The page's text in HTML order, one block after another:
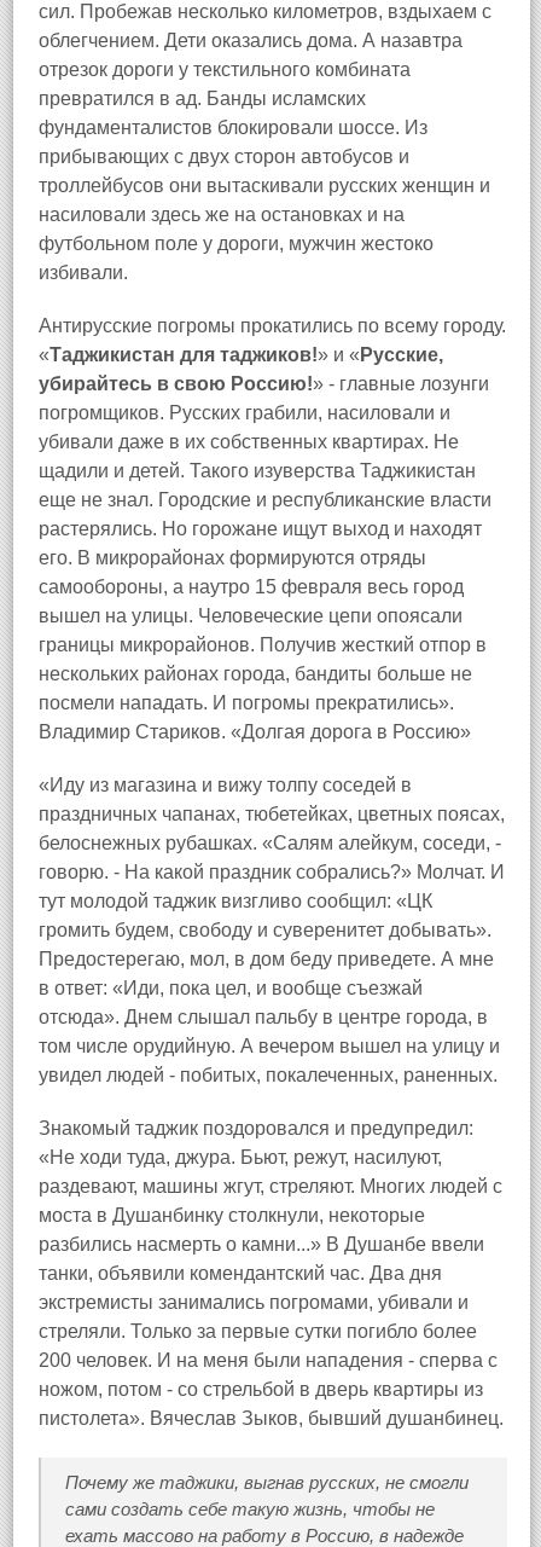
сил. Пробежав несколько километров, вздыхаем с
облегчением. Дети оказались дома. А назавтра
отрезок дороги у текстильного комбината
превратился в ад. Банды исламских
фундаменталистов блокировали шоссе. Из
прибывающих с двух сторон автобусов и
троллейбусов они вытаскивали русских женщин и
насиловали здесь же на остановках и на
футбольном поле у дороги, мужчин жестоко
избивали.
Антирусские погромы прокатились по всему городу.
«Таджикистан для таджиков!» и « Русские,
убирайтесь в свою Россию!» - главные лозунги
погромщиков. Русских грабили, насиловали и
убивали даже в их собственных квартирах. Hе
щадили и детей. Такого изуверства Таджикистан
еще не знал. Городские и республиканские власти
растерялись. Hо горожане ищут выход и находят
его. В микрорайонах формируются отряды
самообороны, а наутро 15 февраля весь город
вышел на улицы. Человеческие цепи опоясали
границы микрорайонов. Получив жесткий отпор в
нескольких районах города, бандиты больше не
посмели нападать. И погромы прекратились».
Владимир Стариков. «Долгая дорога в Россию»
«Иду из магазина и вижу толпу соседей в
праздничных чапанах, тюбетейках, цветных поясах,
белоснежных рубашках. «Салям алейкум, соседи, -
говорю. - На какой праздник собрались?» Молчат. И
тут молодой таджик визгливо сообщил: «ЦК
громить будем, свободу и суверенитет добывать».
Предостерегаю, мол, в дом беду приведете. А мне
в ответ: «Иди, пока цел, и вообще съезжай
отсюда». Днем слышал пальбу в центре города, в
том числе орудийную. А вечером вышел на улицу и
увидел людей - побитых, покалеченных, раненных.
Знакомый таджик поздоровался и предупредил:
«Не ходи туда, джура. Бьют, режут, насилуют,
раздевают, машины жгут, стреляют. Многих людей с
моста в Душанбинку столкнули, некоторые
разбились насмерть о камни...» В Душанбе ввели
танки, объявили комендантский час. Два дня
экстремисты занимались погромами, убивали и
стреляли. Только за первые сутки погибло более
200 человек. И на меня были нападения - сперва с
ножом, потом - со стрельбой в дверь квартиры из
пистолета». Вячеслав Зыков, бывший душанбинец.
Почему же таджики, выгнав русских, не смогли
сами создать себе такую жизнь, чтобы не
ехать массово на работу в Россию, в надежде